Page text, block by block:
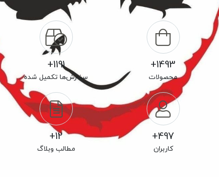
1493+
محصولات
1191+
سفارش‌ها تکمیل شده
497+
کاربران
12+
مطالب وبلاگ